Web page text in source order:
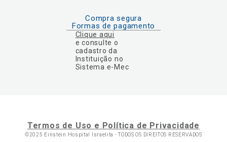
Compra segura
Formas de pagamento
Clique aqui
e consulte o
cadastro da
Instituição no
Sistema e-Mec
Termos de Uso e Política de Privacidade
©2025 Einstein Hospital Israelita -TODOS OS DIREITOS RESERVADOS